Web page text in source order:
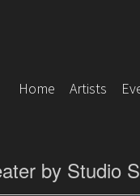
Home Artists
by Studio